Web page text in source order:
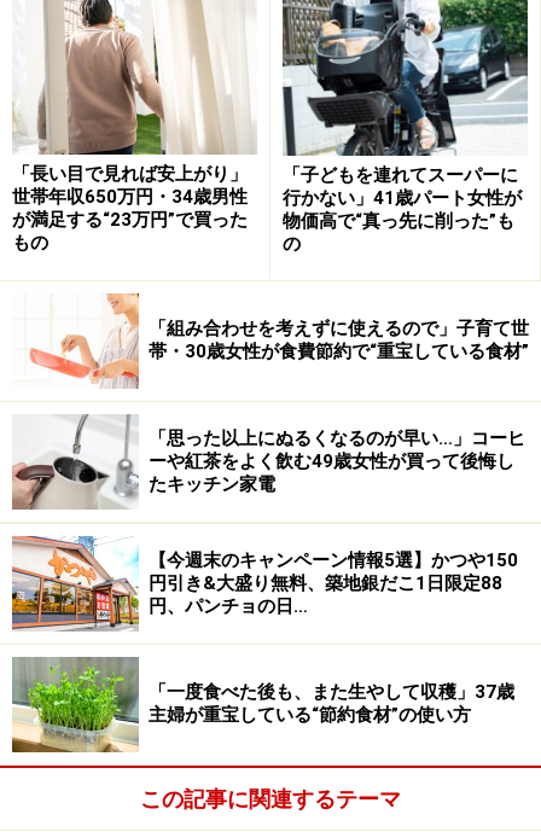
のある、でもどこにでもありがちなご家庭の家計ですよ
未来の貯蓄残高をグラフ化すると、下の図のようになり
ます。貯蓄残高が「つるべ落とし」のように右肩下がり
に落ちていき、深刻なマイナスになっていくのがわかり
ます。
退職金が2000万円あっても、貯蓄残高が60代半ばで尽きてマ
イナスに（クリックで拡大）
実は、Aさんとそのご家族は大きな潜在的問題を抱えて
いることが、このキャッシュフローでわかります。53歳
で貯蓄が500万円あって、退職金も2000万円近く出たと
しても、あっという間に貯蓄が減り、尽きてしまうので
す。
「定年後はのんびり過ごす」という夢は、今のままでは
かなわない可能性が高いのです。
そんなこととはつゆ知らずに日々を送っている、という
事実が、むしろ怖いことだと感じます。貯蓄残高が底を
つき、なんだか苦しいわね、などと思いながら今の暮ら
しを送っていると、手遅れになってしまうこともありう
「長い目で見れば安上がり」
世帯年収650万円・34歳男性
が満足する“23万円”で買った
もの
「子どもを連れてスーパーに
行かない」41歳パート女性が
物価高で“真っ先に削った”も
の
「組み合わせを考えずに使えるので」子育て世
帯・30歳女性が食費節約で“重宝している食材”
「思った以上にぬるくなるのが早い…」コーヒ
ーや紅茶をよく飲む49歳女性が買って後悔し
たキッチン家電
【今週末のキャンペーン情報5選】かつや150
円引き&大盛り無料、築地銀だこ1日限定88
円、パンチョの日…
「一度食べた後も、また生やして収穫」37歳
主婦が重宝している“節約食材”の使い方
この記事に関連するテーマ